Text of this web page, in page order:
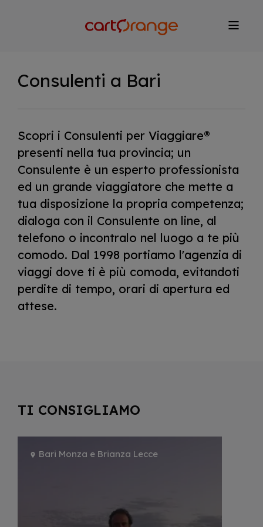
Consulenti a Bari
Scopri i Consulenti per Viaggiare®
presenti nella tua provincia; un
Consulente è un esperto professionista
ed un grande viaggiatore che mette a
tua disposizione la propria competenza;
dialoga con il Consulente on line, al
telefono o incontralo nel luogo a te più
comodo. Dal 1998 portiamo l'agenzia di
viaggi dove ti è più comoda, evitandoti
perdite di tempo, orari di apertura ed
attese.
TI CONSIGLIAMO
Bari Monza e Brianza Lecce